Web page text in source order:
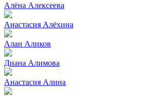
Алёна Алексеева
Анастасия Алёхина
Алан Аликов
Диана Алимова
Анастасия Алина